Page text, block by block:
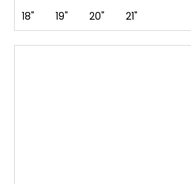
18" 19" 20" 21"